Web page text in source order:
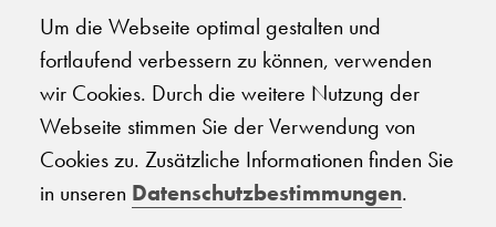
4.6 ★★★★★
★★★★★
© 2026 Carplanet Galliker
Um die Webseite optimal gestalten und
fortlaufend verbessern zu können, verwenden
wir Cookies. Durch die weitere Nutzung der
Webseite stimmen Sie der Verwendung von
Cookies zu. Zusätzliche Informationen finden Sie
in unseren Datenschutzbestimmungen.